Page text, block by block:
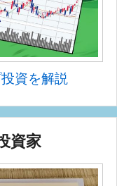
資を解説
資家